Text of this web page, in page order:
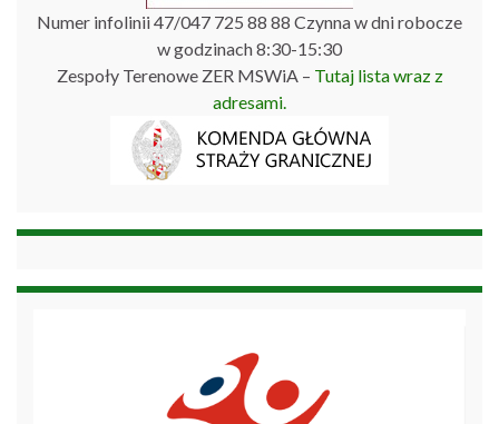
Numer infolinii 47/047 725 88 88 Czynna w dni robocze
w godzinach 8:30-15:30
Zespoły Terenowe ZER MSWiA – Tutaj lista wraz z
adresami.